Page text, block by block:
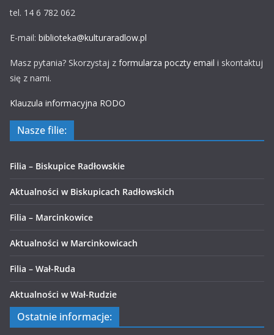
tel. 14 6 782 062
E-mail: biblioteka@kulturaradlow.pl
Masz pytania? Skorzystaj z formularza poczty email i skontaktuj
się z nami.
Klauzula informacyjna RODO
Nasze filie:
Filia – Biskupice Radłowskie
Aktualności w Biskupicach Radłowskich
Filia – Marcinkowice
Aktualności w Marcinkowicach
Filia – Wał-Ruda
Aktualności w Wał-Rudzie
Ostatnie informacje: